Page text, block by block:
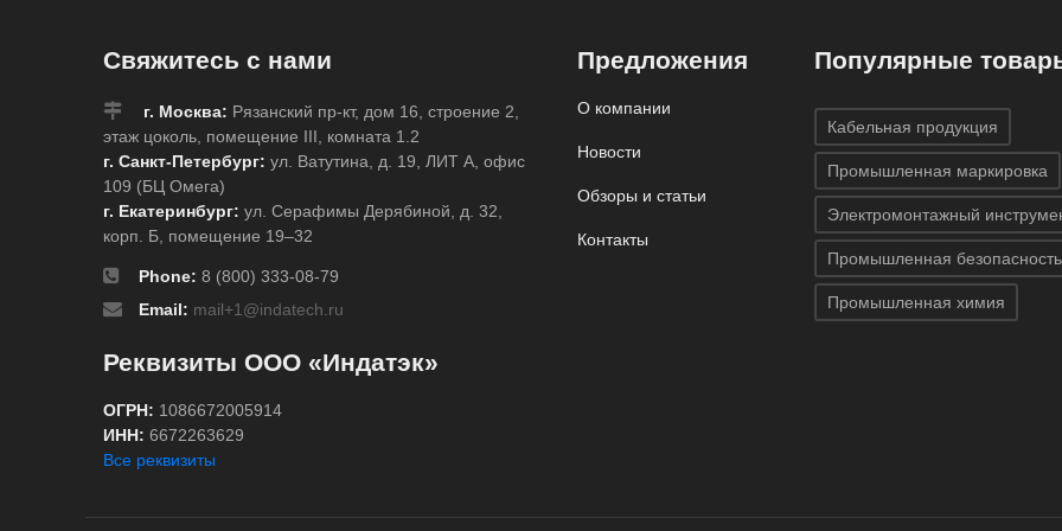
Свяжитесь с нами
г. Москва: Рязанский пр-кт, дом 16, строение 2,
этаж цоколь, помещение III, комната 1.2
г. Санкт-Петербург: ул. Ватутина, д. 19, ЛИТ А, офис
109 (БЦ Омега)
г. Екатеринбург: ул. Серафимы Дерябиной, д. 32,
корп. Б, помещение 19–32
Phone: 8 (800) 333-08-79
Email: mail+1@indatech.ru
Реквизиты ООО «Индатэк»
ОГРН: 1086672005914
ИНН: 6672263629
Все реквизиты
Предложения
О компании
Новости
Обзоры и статьи
Контакты
Популярные
Кабельная продукция
Промышленная маркировка
Электромонтажный
Промышленная безопасность
Промышленная химия